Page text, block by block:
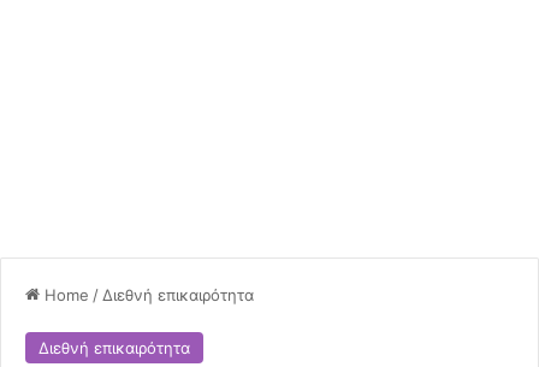
Home / Διεθνή επικαιρότητα
Διεθνή επικαιρότητα